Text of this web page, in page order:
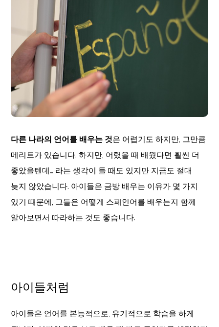
다른 나라의 언어를 배우는 것은 어렵기도 하지만, 그만큼
메리트가 있습니다. 하지만, 어렸을 때 배웠다면 훨씬 더
좋았을텐데… 라는 생각이 들 때도 있지만 지금도 절대
늦지 않았습니다. 아이들은 금방 배우는 이유가 몇 가지
있기 때문에, 그들은 어떻게 스페인어를 배우는지 함께
알아보면서 따라하는 것도 좋습니다.
아이들처럼
아이들은 언어를 본능적으로, 유기적으로 학습을 하게